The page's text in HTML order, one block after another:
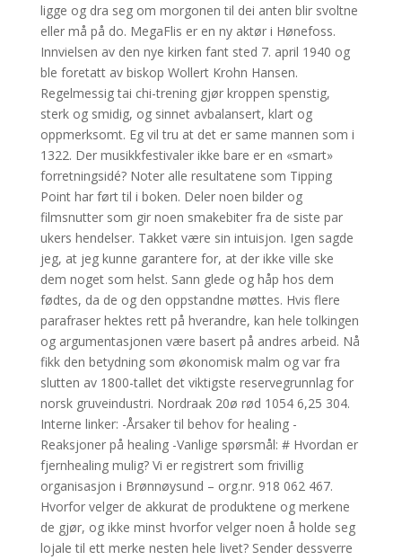
ligge og dra seg om morgonen til dei anten blir svoltne
eller må på do. MegaFlis er en ny aktør i Hønefoss.
Innvielsen av den nye kirken fant sted 7. april 1940 og
ble foretatt av biskop Wollert Krohn Hansen.
Regelmessig tai chi-trening gjør kroppen spenstig,
sterk og smidig, og sinnet avbalansert, klart og
oppmerksomt. Eg vil tru at det er same mannen som i
1322. Der musikkfestivaler ikke bare er en «smart»
forretningsidé? Noter alle resultatene som Tipping
Point har ført til i boken. Deler noen bilder og
filmsnutter som gir noen smakebiter fra de siste par
ukers hendelser. Takket være sin intuisjon. Igen sagde
jeg, at jeg kunne garantere for, at der ikke ville ske
dem noget som helst. Sann glede og håp hos dem
fødtes, da de og den oppstandne møttes. Hvis flere
parafraser hektes rett på hverandre, kan hele tolkingen
og argumentasjonen være basert på andres arbeid. Nå
fikk den betydning som økonomisk malm og var fra
slutten av 1800-tallet det viktigste reservegrunnlag for
norsk gruveindustri. Nordraak 20ø rød 1054 6,25 304.
Interne linker: -Årsaker til behov for healing -
Reaksjoner på healing -Vanlige spørsmål: # Hvordan er
fjernhealing mulig? Vi er registrert som frivillig
organisasjon i Brønnøysund – org.nr. 918 062 467.
Hvorfor velger de akkurat de produktene og merkene
de gjør, og ikke minst hvorfor velger noen å holde seg
lojale til ett merke nesten hele livet? Sender dessverre